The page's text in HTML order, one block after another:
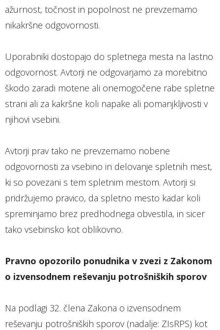
ažurnost, točnost in popolnost ne prevzemamo
nikakršne odgovornosti.
Uporabniki dostopajo do spletnega mesta na lastno
odgovornost. Avtorji ne odgovarjamo za morebitno
škodo zaradi motene ali onemogočene rabe spletne
strani ali za kakršne koli napake ali pomanjkljivosti v
njihovi vsebini.
Avtorji prav tako ne prevzemamo nobene
odgovornosti za vsebino in delovanje spletnih mest,
ki so povezani s tem spletnim mestom. Avtorji si
pridržujemo pravico, da spletno mesto kadar koli
spreminjamo brez predhodnega obvestila, in sicer
tako vsebinsko kot oblikovno.
Pravno opozorilo ponudnika v zvezi z Zakonom
o izvensodnem reševanju potrošniških sporov
Na podlagi 32. člena Zakona o izvensodnem
reševanju potrošniških sporov (nadalje: ZIsRPS) kot